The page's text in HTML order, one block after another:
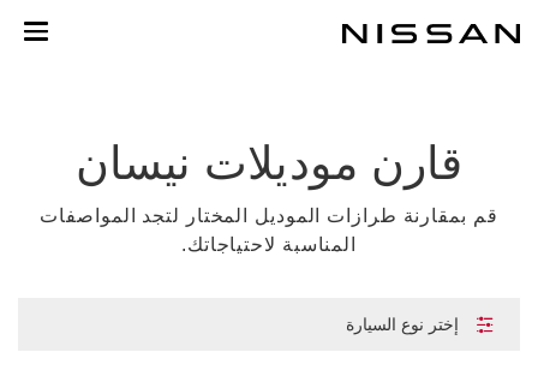
المحتوى
قارن موديلات نيسان
قم بمقارنة طرازات الموديل المختار لتجد المواصفات
المناسبة لاحتياجاتك.
إختر نوع السيارة